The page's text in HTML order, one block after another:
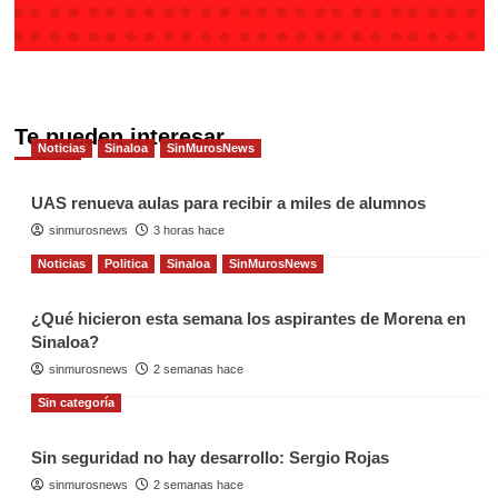
Te pueden interesar
Noticias Sinaloa SinMurosNews
UAS renueva aulas para recibir a miles de alumnos
sinmurosnews 3 horas hace
Noticias Politica Sinaloa SinMurosNews
¿Qué hicieron esta semana los aspirantes de Morena en
Sinaloa?
sinmurosnews 2 semanas hace
Sin categoría
Sin seguridad no hay desarrollo: Sergio Rojas
sinmurosnews 2 semanas hace